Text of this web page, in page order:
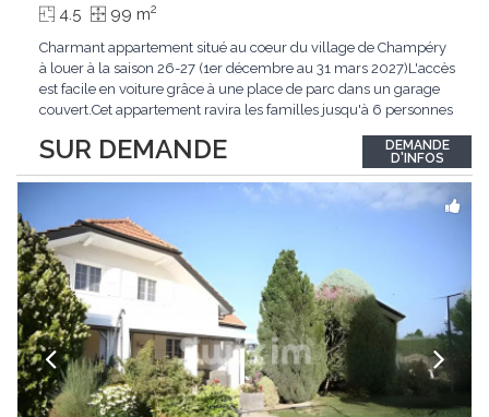
SUR DEMANDE
4.5 99 m2
Charmant appartement situé au coeur du village de Champéry
à louer à la saison 26-27 (1er décembre au 31 mars 2027)L'accès
est facile en voiture grâce à une place de parc dans un garage
couvert.Cet appartement ravira les familles jusqu'à 6 personnes
De plus, le logement offre une vue imprenable sur les Dents-
du-Midi et les montagnes...
DEMANDE
D'INFOS